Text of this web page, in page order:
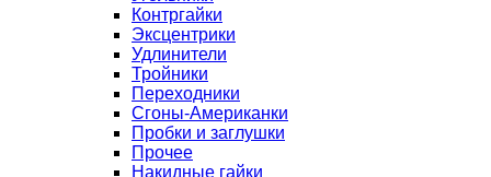
Контргайки
Эксцентрики
Удлинители
Тройники
Переходники
Сгоны-Американки
Пробки и заглушки
Прочее
Накидные гайки